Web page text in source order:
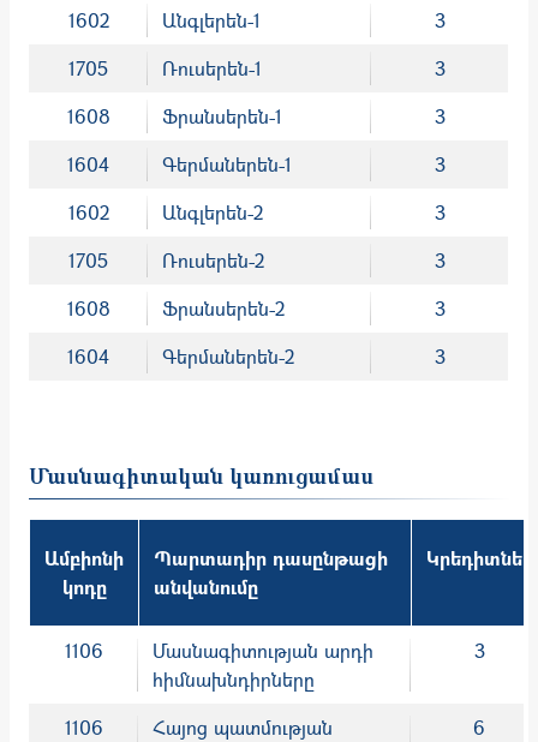
1602 Անգլերեն-1
3
1705
Ռուսերեն-1
3
1608
Ֆրանսերեն-1
3
1604
Գերմաներեն-1
3
1602
Անգլերեն-2
3
1705
Ռուսերեն-2
3
1608
Ֆրանսերեն-2
3
1604
Գերմաներեն-2 3
Մասնագիտական կառուցամաս
Ամբիոնի
կոդը
Պարտադիր դասընթացի
անվանումը
Կրեդիտներ
1106
Մասնագիտության արդի
հիմնախնդիրները
3
1106
Հայոց պատմության
6